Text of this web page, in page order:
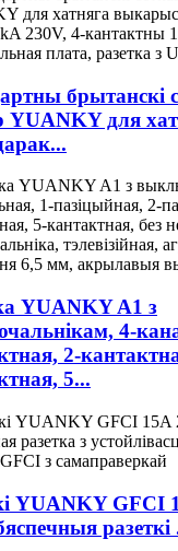
брытанскі
YUANKY для
YUANKY A1 з
4-
2-
5...
YUANKY GFCI
разеткі